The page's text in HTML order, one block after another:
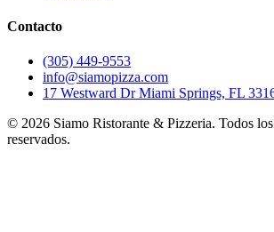
Contacto
(305) 449-9553
info@siamopizza.com
17 Westward Dr Miami Springs, FL
© 2026 Siamo Ristorante & Pizzeria. Todos
reservados.